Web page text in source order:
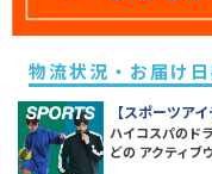
物流状況・お届け
【スポーツアイ
ハイコスパのド
どの アクティブ